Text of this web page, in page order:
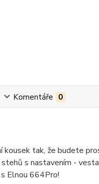
Komentáře 0
tak, že budete
s nastavením -
Elnou 664Pro!